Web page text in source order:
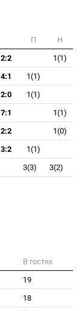
П
Н
2:2
1(1)
4:1
1(1)
2:0
1(1)
7:1
1(1)
2:2
1(0)
3:2
1(1)
3(3) 3(2)
В гостях
19
18